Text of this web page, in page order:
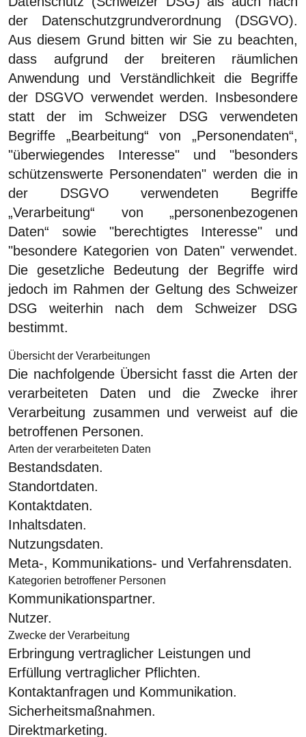
der Datenschutzgrundverordnung (DSGVO).
Aus diesem Grund bitten wir Sie zu beachten,
dass aufgrund der breiteren räumlichen
Anwendung und Verständlichkeit die Begriffe
der DSGVO verwendet werden. Insbesondere
statt der im Schweizer DSG verwendeten
Begriffe „Bearbeitung“ von „Personendaten“,
"überwiegendes Interesse" und "besonders
schützenswerte Personendaten" werden die in
der DSGVO verwendeten Begriffe
„Verarbeitung“ von „personenbezogenen
Daten“ sowie "berechtigtes Interesse" und
"besondere Kategorien von Daten" verwendet.
Die gesetzliche Bedeutung der Begriffe wird
jedoch im Rahmen der Geltung des Schweizer
DSG weiterhin nach dem Schweizer DSG
bestimmt.
Übersicht der Verarbeitungen
Die nachfolgende Übersicht fasst die Arten der
verarbeiteten Daten und die Zwecke ihrer
Verarbeitung zusammen und verweist auf die
betroffenen Personen.
Arten der verarbeiteten Daten
Bestandsdaten.
Standortdaten.
Kontaktdaten.
Inhaltsdaten.
Nutzungsdaten.
Meta-, Kommunikations- und Verfahrensdaten.
Kategorien betroffener Personen
Kommunikationspartner.
Nutzer.
Zwecke der Verarbeitung
Erbringung vertraglicher Leistungen und
Erfüllung vertraglicher Pflichten.
Kontaktanfragen und Kommunikation.
Sicherheitsmaßnahmen.
Direktmarketing.